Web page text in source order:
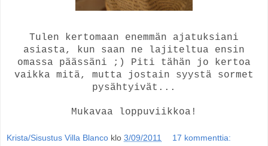
Tulen kertomaan enemmän ajatuksiani
asiasta, kun saan ne lajiteltua ensin
omassa päässäni ;) Piti tähän jo kertoa
vaikka mitä, mutta jostain syystä sormet
pysähtyivät...
Mukavaa loppuviikkoa!
Krista/Sisustus Villa Blanco klo 3/09/2011 17 kommenttia: